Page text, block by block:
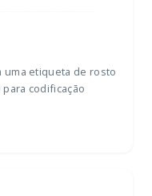
uma etiqueta de rosto
para codificação